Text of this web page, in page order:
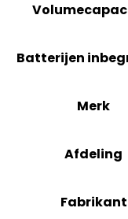
Batterijen
Merk
Afdeling
Fabrikant